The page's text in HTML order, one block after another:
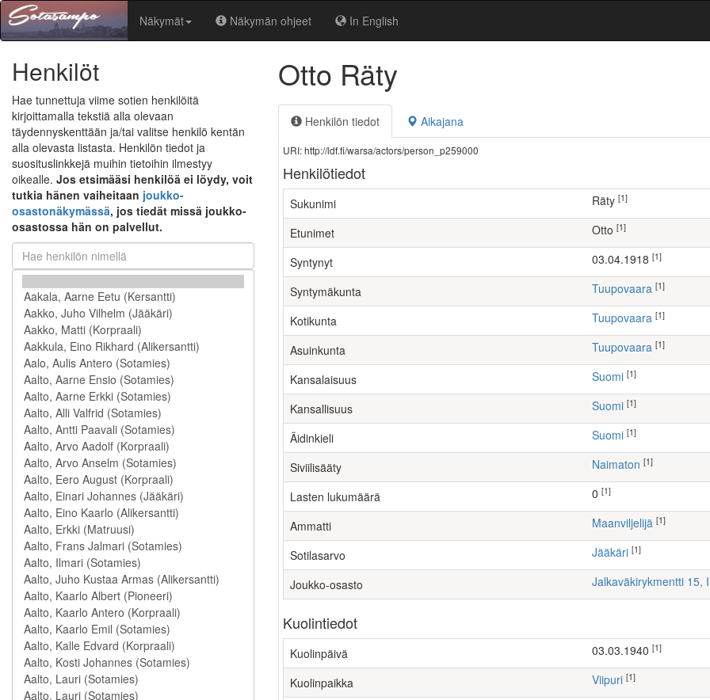
Näkymät Näkymän ohjeet In English
Henkilöt
Hae tunnettuja viime sotien henkilöitä
kirjoittamalla tekstiä alla olevaan
täydennyskenttään ja/tai valitse henkilö kentän
alla olevasta listasta. Henkilön tiedot ja
suosituslinkkejä muihin tietoihin ilmestyy
oikealle. Jos etsimääsi henkilöä ei löydy, voit
tutkia hänen vaiheitaan joukko-
osastonäkymässä, jos tiedät missä joukko-
osastossa hän on palvellut.
Otto Räty
Henkilön tiedot Aikajana
URI: http://ldf.fi/warsa/actors/person_p259000
Henkilötiedot
Sukunimi Räty [1]
Etunimet Otto [1]
Syntynyt 03.04.1918 [1]
Syntymäkunta Tuupovaara [1]
Kotikunta Tuupovaara [1]
Asuinkunta Tuupovaara [1]
Kansalaisuus Suomi [1]
Kansallisuus Suomi [1]
Äidinkieli Suomi [1]
Siviilisääty Naimaton [1]
Lasten lukumäärä [1]
Ammatti maanviljelijä [1]
Sotilasarvo Jääkäri [1]
Joukko-osasto Jalkaväkirykmentti
Kuolintiedot
Kuolinpäivä 03.03.1940 [1]
Kuolinpaikka Viipuri [1]